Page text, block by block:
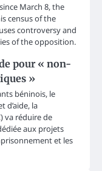
March 8, the
census of the
controversy and
of the opposition.
pour « non-
»
béninois, le
d’aide, la
va réduire de
aux projets
et les